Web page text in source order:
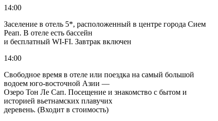
14:00
Заселение в отель 5*, расположенный в центре города Сием
Реап. В отеле есть бассейн
и бесплатный WI-FI. Завтрак включен
14:00
Свободное время в отеле или поездка на самый большой
водоем юго-восточной Азии —
Озеро Тон Ле Сап. Посещение и знакомство с бытом и
историей вьетнамских плавучих
деревень. (Входит в стоимость)